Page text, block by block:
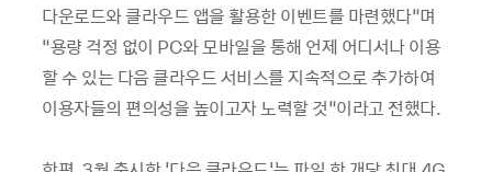
다운로드와 클라우드 앱을 활용한 이벤트를 마련했다”며
“용량 걱정 없이 PC와 모바일을 통해 언제 어디서나 이용
할 수 있는 다음 클라우드 서비스를 지속적으로 추가하여
이용자들의 편의성을 높이고자 노력할 것”이라고 전했다.